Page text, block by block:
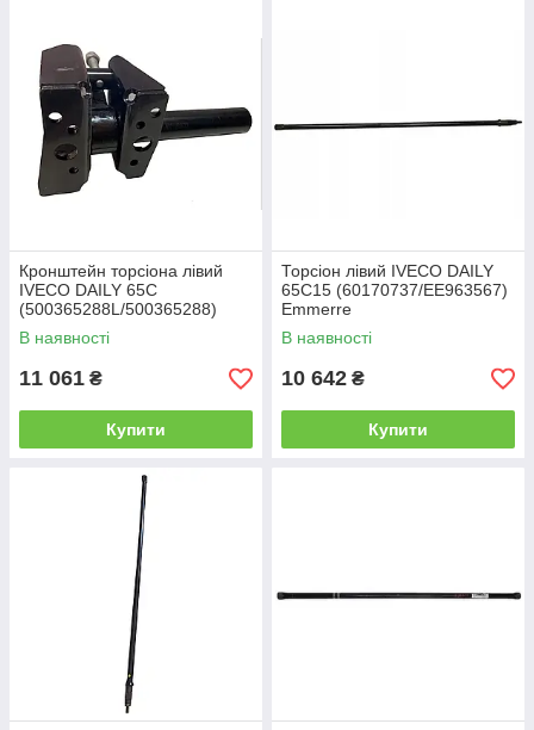
Кронштейн торсіона лівий
IVECO DAILY 65C
(500365288L/500365288)
Convitex
В наявності
11 061 ₴
Купити
Торсіон лівий IVECO DAILY
65С15 (60170737/EE963567)
Emmerre
В наявності
10 642 ₴
Купити